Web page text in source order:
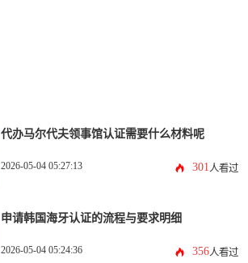
代办马尔代夫领事馆认证需要什么材料呢
2026-05-04 05:27:13 301人看过
申请韩国海牙认证的流程与要求明细
2026-05-04 05:24:36 356人看过